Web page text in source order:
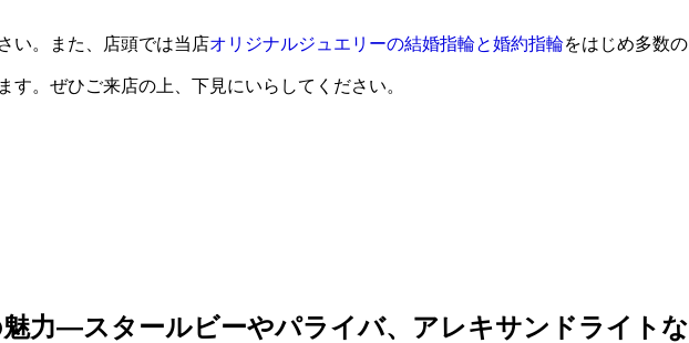
い。また、店頭では当店オリジナルジュエリーの結婚指輪と婚約指輪をはじめ多数の
す。ぜひご来店の上、下見にいらしてください。
魅力―スタールビーやパライバ、アレキサンドライトな